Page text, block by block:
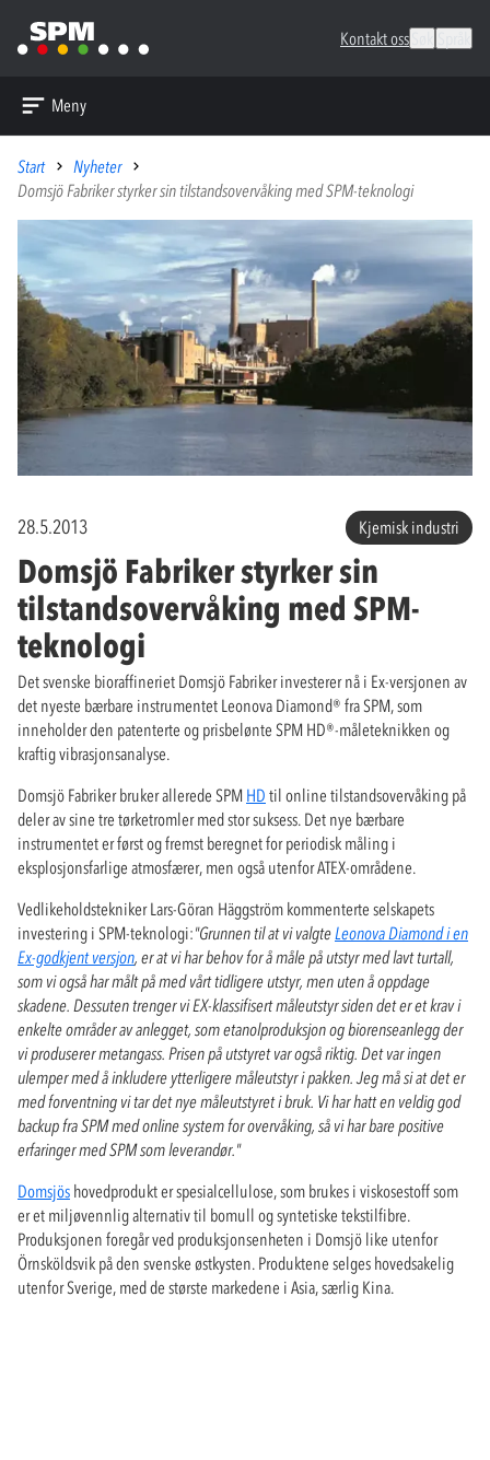
Kontakt oss
Meny
Start
Nyheter
Domsjö Fabriker styrker sin tilstandsovervåking med SPM-teknologi
28.5.2013 Kjemisk industri
Domsjö Fabriker styrker sin
tilstandsovervåking med SPM-
teknologi
Det svenske bioraffineriet Domsjö Fabriker investerer nå i Ex-versjonen av
det nyeste bærbare instrumentet Leonova Diamond® fra SPM, som
inneholder den patenterte og prisbelønte SPM HD®-måleteknikken og
kraftig vibrasjonsanalyse.
Domsjö Fabriker bruker allerede SPM HD til online tilstandsovervåking på
deler av sine tre tørketromler med stor suksess. Det nye bærbare
instrumentet er først og fremst beregnet for periodisk måling i
eksplosjonsfarlige atmosfærer, men også utenfor ATEX-områdene.
Vedlikeholdstekniker Lars-Göran Häggström kommenterte selskapets
investering i SPM-teknologi:"Grunnen til at vi valgte Leonova Diamond i en
Ex-godkjent versjon, er at vi har behov for å måle på utstyr med lavt turtall,
som vi også har målt på med vårt tidligere utstyr, men uten å oppdage
skadene. Dessuten trenger vi EX-klassifisert måleutstyr siden det er et krav i
enkelte områder av anlegget, som etanolproduksjon og biorenseanlegg der
vi produserer metangass. Prisen på utstyret var også riktig. Det var ingen
ulemper med å inkludere ytterligere måleutstyr i pakken. Jeg må si at det er
med forventning vi tar det nye måleutstyret i bruk. Vi har hatt en veldig god
backup fra SPM med online system for overvåking, så vi har bare positive
erfaringer med SPM som leverandør."
Domsjös hovedprodukt er spesialcellulose, som brukes i viskosestoff som
er et miljøvennlig alternativ til bomull og syntetiske tekstilfibre.
Produksjonen foregår ved produksjonsenheten i Domsjö like utenfor
Örnsköldsvik på den svenske østkysten. Produktene selges hovedsakelig
utenfor Sverige, med de største markedene i Asia, særlig Kina.